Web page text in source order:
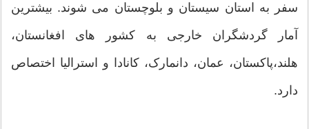
سفر به استان سیستان و بلوچستان می شوند. بیشترین
آمار گردشگران خارجی به کشور های افغانستان،
هلند،پاکستان، عمان، دانمارک، کانادا و استرالیا اختصاص
دارد.